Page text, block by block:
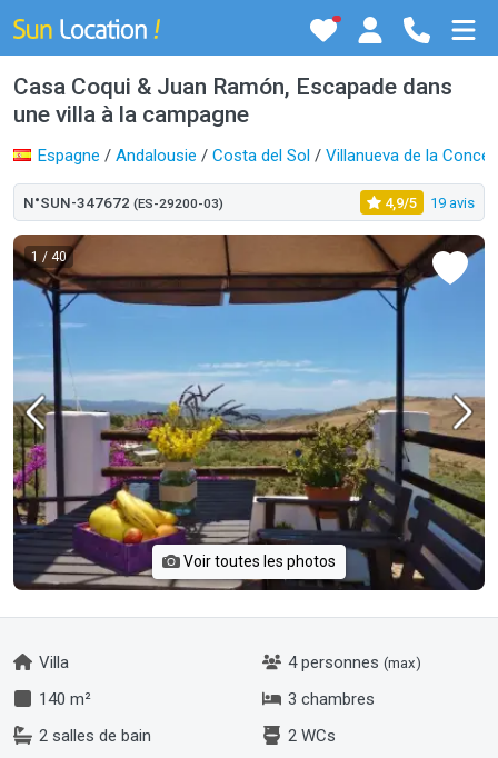
Casa Coqui & Juan Ramón, Escapade dans
une villa à la campagne
Espagne / Andalousie / Costa del Sol / Villanueva de la
N°SUN-347672 (ES-29200-03) 4,9/5 19 avis
1 / 40
Voir toutes les photos
Villa 4 personnes (max)
140 m²
3 chambres
2 salles de bain
2 WCs